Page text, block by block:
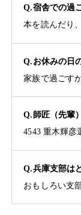
Q.宿舎での過
本を読んだり
Q.お休みの日
家族で過ごす
Q.師匠（先輩
4543 重木輝彦
Q.兵庫支部は
おもしろい支